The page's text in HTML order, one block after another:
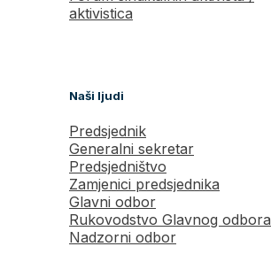
aktivistica
Naši ljudi
Predsjednik
Generalni sekretar
Predsjedništvo
Zamjenici predsjednika
Glavni odbor
Rukovodstvo Glavnog odbora
Nadzorni odbor